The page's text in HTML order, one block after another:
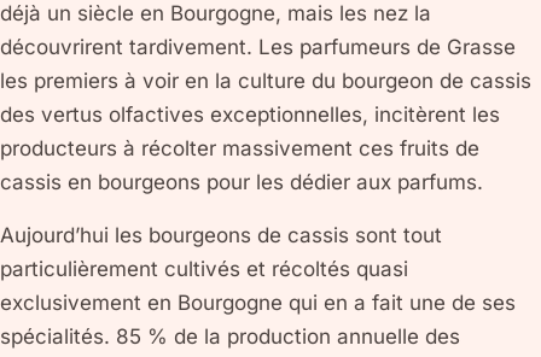
déjà un siècle en Bourgogne, mais les nez la
découvrirent tardivement. Les parfumeurs de Grasse
les premiers à voir en la culture du bourgeon de cassis
des vertus olfactives exceptionnelles, incitèrent les
producteurs à récolter massivement ces fruits de
cassis en bourgeons pour les dédier aux parfums.
Aujourd’hui les bourgeons de cassis sont tout
particulièrement cultivés et récoltés quasi
exclusivement en Bourgogne qui en a fait une de ses
spécialités. 85 % de la production annuelle des